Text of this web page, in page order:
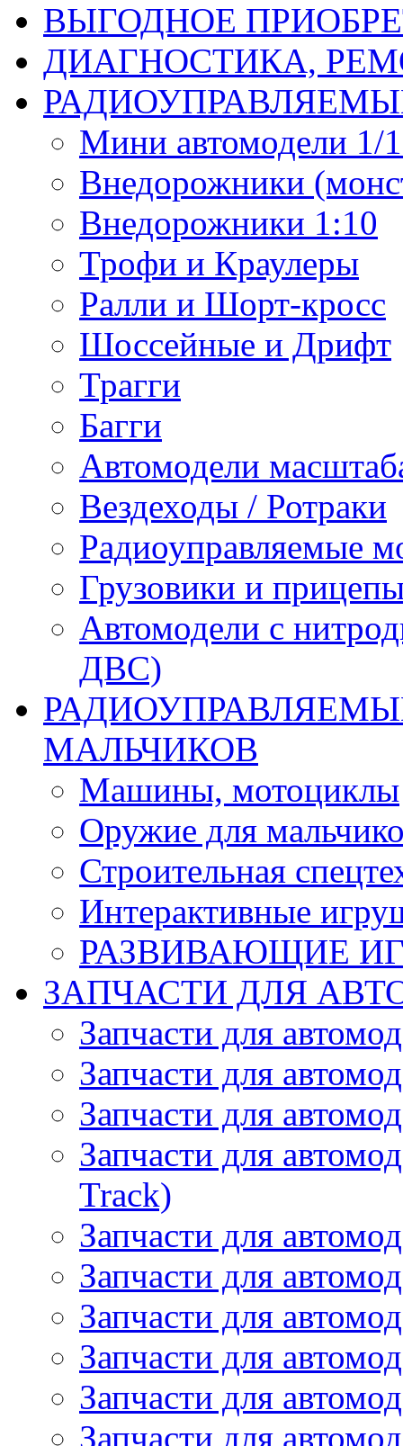
ВЫГОДНОЕ
ДИАГНОСТИКА,
Мини автомодели 1/
Внедорожники
Внедорожники 1:10
Трофи и Краулеры
Ралли и Шорт-кросс
Шоссейные и Дрифт
Трагги
Багги
Автомодели
Вездеходы / Ротраки
Радиоуправляемые
Грузовики и
Автомодели с
ДВС)
МАЛЬЧИКОВ
Машины, мотоциклы
Оружие для
Строительная
Интерактивные
РАЗВИВАЮЩИЕ
ЗАПЧАСТИ ДЛЯ
Запчасти для
Запчасти для
Запчасти для
Запчасти для
Track)
Запчасти для
Запчасти для
Запчасти для
Запчасти для
Запчасти для
Запчасти для